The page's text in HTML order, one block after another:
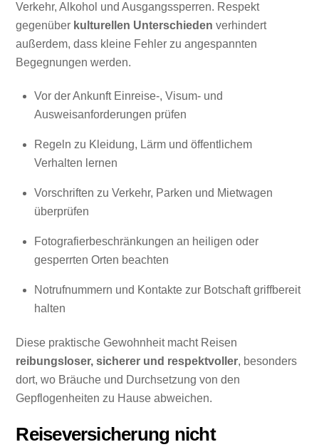
Verkehr, Alkohol und Ausgangssperren. Respekt
gegenüber kulturellen Unterschieden verhindert
außerdem, dass kleine Fehler zu angespannten
Begegnungen werden.
Vor der Ankunft Einreise-, Visum- und
Ausweisanforderungen prüfen
Regeln zu Kleidung, Lärm und öffentlichem
Verhalten lernen
Vorschriften zu Verkehr, Parken und Mietwagen
überprüfen
Fotografierbeschränkungen an heiligen oder
gesperrten Orten beachten
Notrufnummern und Kontakte zur Botschaft griffbereit
halten
Diese praktische Gewohnheit macht Reisen
reibungsloser, sicherer und respektvoller, besonders
dort, wo Bräuche und Durchsetzung von den
Gepflogenheiten zu Hause abweichen.
Reiseversicherung nicht